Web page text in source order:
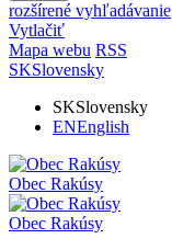
rozšírené vyhľadávanie
Vytlačiť
Mapa webu RSS
SKSlovensky
SKSlovensky
ENEnglish
Obec Rakúsy
Obec Rakúsy